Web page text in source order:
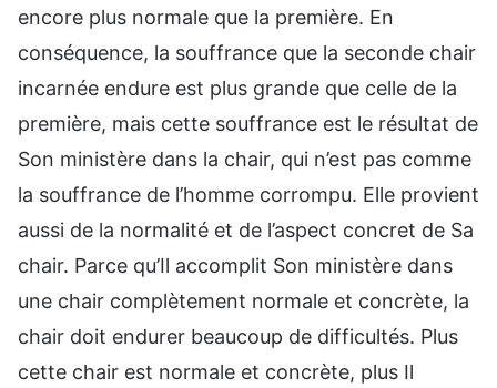
encore plus normale que la première. En
conséquence, la souffrance que la seconde chair
incarnée endure est plus grande que celle de la
première, mais cette souffrance est le résultat de
Son ministère dans la chair, qui n’est pas comme
la souffrance de l’homme corrompu. Elle provient
aussi de la normalité et de l’aspect concret de Sa
chair. Parce qu’Il accomplit Son ministère dans
une chair complètement normale et concrète, la
chair doit endurer beaucoup de difficultés. Plus
cette chair est normale et concrète, plus Il